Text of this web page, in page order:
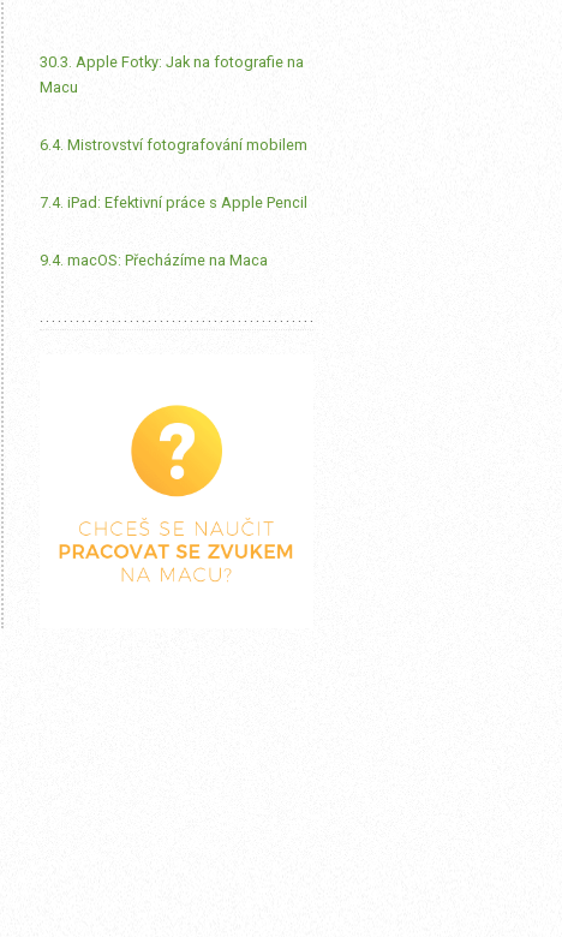
30.3. Apple Fotky: Jak na fotografie na
Macu
6.4. Mistrovství fotografování mobilem
7.4. iPad: Efektivní práce s Apple Pencil
9.4. macOS: Přecházíme na Maca